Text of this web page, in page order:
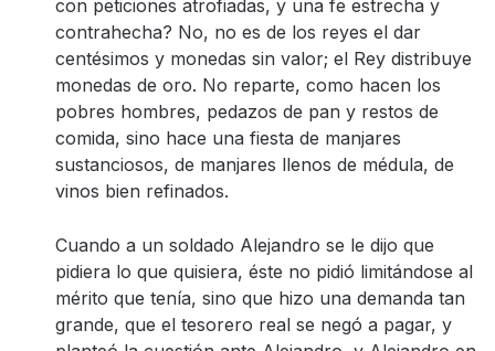
con peticiones atrofiadas, y una fe estrecha y
contrahecha? No, no es de los reyes el dar
centésimos y monedas sin valor; el Rey distribuye
monedas de oro. No reparte, como hacen los
pobres hombres, pedazos de pan y restos de
comida, sino hace una fiesta de manjares
sustanciosos, de manjares llenos de médula, de
vinos bien refinados.
Cuando a un soldado Alejandro se le dijo que
pidiera lo que quisiera, éste no pidió limitándose al
mérito que tenía, sino que hizo una demanda tan
grande, que el tesorero real se negó a pagar, y